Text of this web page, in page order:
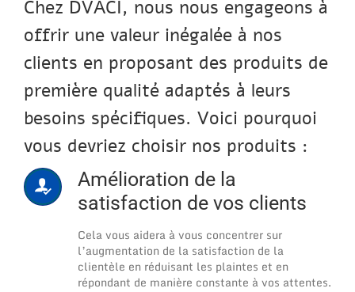
Chez DVACI, nous nous engageons à
offrir une valeur inégalée à nos
clients en proposant des produits de
première qualité adaptés à leurs
besoins spécifiques. Voici pourquoi
vous devriez choisir nos produits :
Amélioration de la
satisfaction de vos clients
Cela vous aidera à vous concentrer sur
l’augmentation de la satisfaction de la
clientèle en réduisant les plaintes et en
répondant de manière constante à vos attentes.